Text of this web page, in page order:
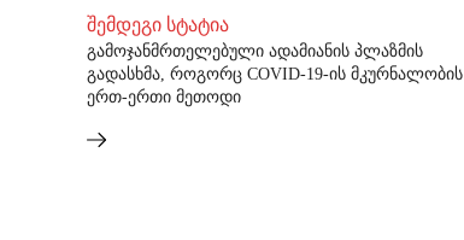
შემდეგი სტატია
გამოჯანმრთელებული ადამიანის პლაზმის
გადასხმა, როგორც COVID-19-ის მკურნალობის
ერთ-ერთი მეთოდი